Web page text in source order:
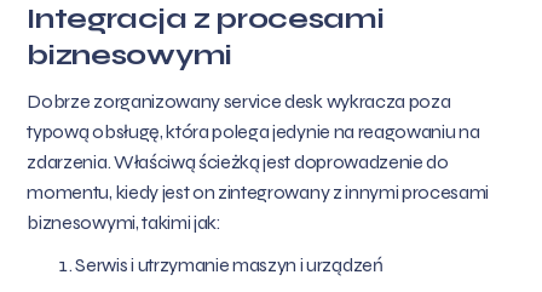
Integracja z procesami
biznesowymi
Dobrze zorganizowany service desk wykracza poza
typową obsługę, która polega jedynie na reagowaniu na
zdarzenia. Właściwą ścieżką jest doprowadzenie do
momentu, kiedy jest on zintegrowany z innymi procesami
biznesowymi, takimi jak:
Serwis i utrzymanie maszyn i urządzeń